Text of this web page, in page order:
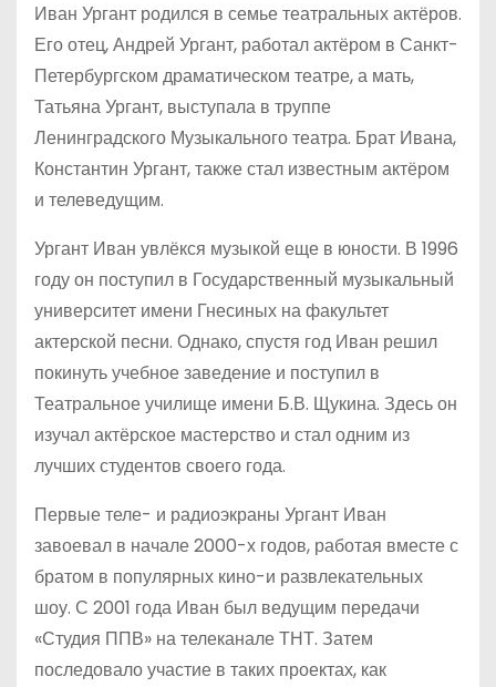
Иван Ургант родился в семье театральных актёров.
Его отец, Андрей Ургант, работал актёром в Санкт-
Петербургском драматическом театре, а мать,
Татьяна Ургант, выступала в труппе
Ленинградского Музыкального театра. Брат Ивана,
Константин Ургант, также стал известным актёром
и телеведущим.
Ургант Иван увлёкся музыкой еще в юности. В 1996
году он поступил в Государственный музыкальный
университет имени Гнесиных на факультет
актерской песни. Однако, спустя год Иван решил
покинуть учебное заведение и поступил в
Театральное училище имени Б.В. Щукина. Здесь он
изучал актёрское мастерство и стал одним из
лучших студентов своего года.
Первые теле- и радиоэкраны Ургант Иван
завоевал в начале 2000-х годов, работая вместе с
братом в популярных кино-и развлекательных
шоу. С 2001 года Иван был ведущим передачи
«Студия ППВ» на телеканале ТНТ. Затем
последовало участие в таких проектах, как